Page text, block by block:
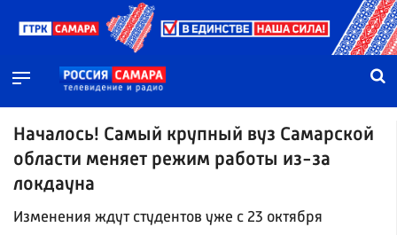
Началось! Самый крупный вуз Самарской
области меняет режим работы из-за
локдауна
Изменения ждут студентов уже с 23 октября